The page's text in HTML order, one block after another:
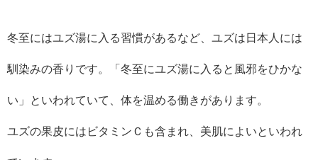
冬至にはユズ湯に入る習慣があるなど、ユズは日本人には
馴染みの香りです。「冬至にユズ湯に入ると風邪をひかな
い」といわれていて、体を温める働きがあります。
ユズの果皮にはビタミンＣも含まれ、美肌によいといわれ